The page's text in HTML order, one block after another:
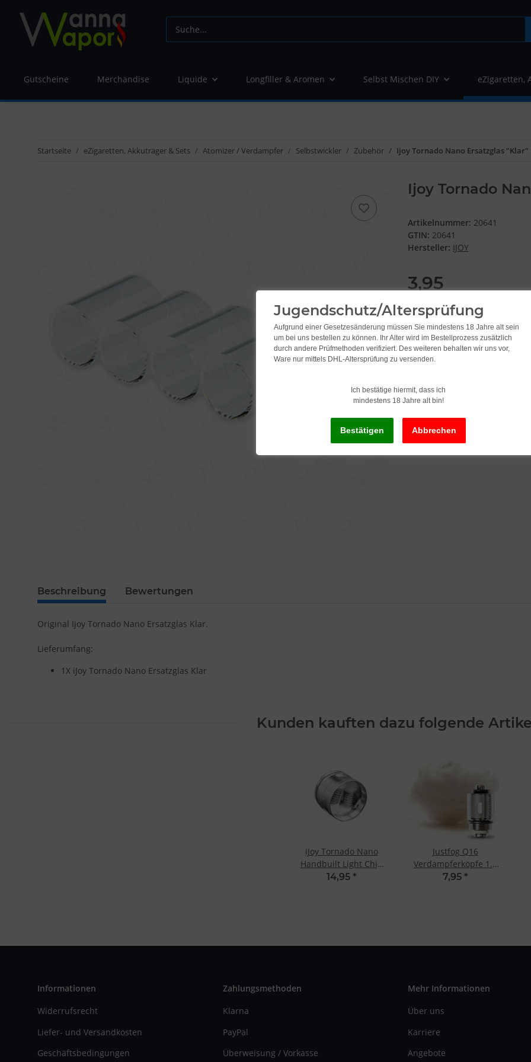
Gutscheine Merchandise Liquide Longfiller & Aromen Selbst Mischen DIY eZigaretten,
Startseite eZigaretten, Akkuträger & Sets Atomizer / Verdampfer Selbstwickler Zubehör Ijoy Tornado Nano Ersatzglas "Klar"
Ijoy Tornado
Artikelnummer: 20641
GTIN: 20641
Hersteller: IJOY
3,95
inkl. 19% USt. , zzgl.
Lieferstatus: Sofort ab Lager
Lieferzeit:
Beschreibung Bewertungen
Original Ijoy Tornado Nano Ersatzglas Klar.
Lieferumfang:
1X iJoy Tornado Nano Ersatzglas Klar
Kunden kauften dazu folgende
iJoy Tornado Nano
Handbuilt Light Chip
Coil Deck 0.3 Ohm (5
14,95 *
Justfog Q16
Verdampferköpfe 1.6
Ohm (5 Stk.)
7,95 *
Informationen
Widerrufsrecht
Liefer- und Versandkosten
Geschäftsbedingungen
Zahlungsmethoden
Klarna
PayPal
Überweisung / Vorkasse
Mehr Informationen
Über uns
Karriere
Angebote
Jugendschutz/Altersprüfung
Aufgrund einer Gesetzesänderung müssen Sie mindestens 18 Jahre alt sein
um bei uns bestellen zu können. Ihr Alter wird im Bestellprozess zusätzlich
durch andere Prüfmethoden verifiziert. Des weiteren behalten wir uns vor,
Ware nur mittels DHL-Altersprüfung zu versenden.
Ich bestätige hiermit, dass ich
mindestens 18 Jahre alt bin!